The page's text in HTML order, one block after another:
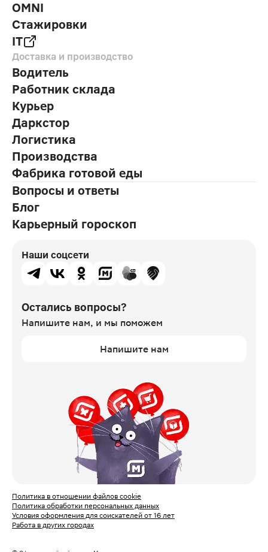
OMNI
Стажировки
IT
Доставка и производство
Водитель
Работник склада
Курьер
Даркстор
Логистика
Производства
Фабрика готовой еды
Вопросы и ответы
Блог
Карьерный гороскоп
Наши соцсети
Остались вопросы?
Напишите нам, и мы поможем
Напишите нам
Политика в отношении файлов cookie
Политика обработки персональных данных
Условия оформления для соискателей от 16 лет
Работа в других городах